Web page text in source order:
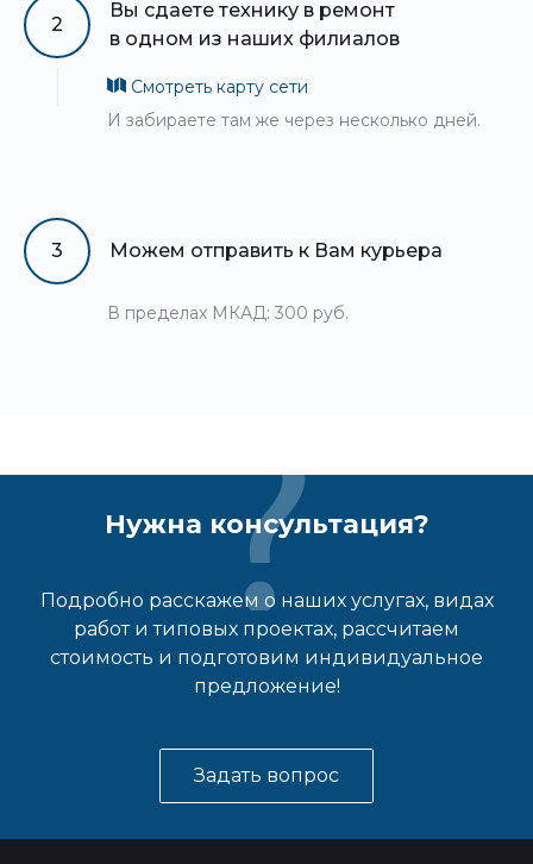
2
Вы сдаете технику в ремонт
в одном из наших филиалов
Смотреть карту сети
И забираете там же через несколько дней.
3 Можем отправить к Вам курьера
В пределах МКАД: 300 руб.
Нужна консультация?
Подробно расскажем о наших услугах, видах
работ и типовых проектах, рассчитаем
стоимость и подготовим индивидуальное
предложение!
Задать вопрос